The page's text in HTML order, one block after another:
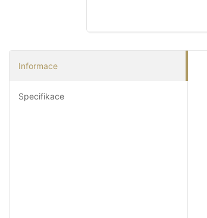
Informace
Specifikace